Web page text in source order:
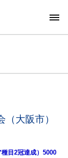
大阪市）
目2冠達成）5000